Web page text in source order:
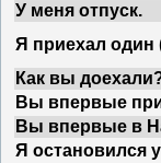
У меня отпуск.
Я приехал один
Как вы
Вы впервые
Вы впервые в
Я остановился